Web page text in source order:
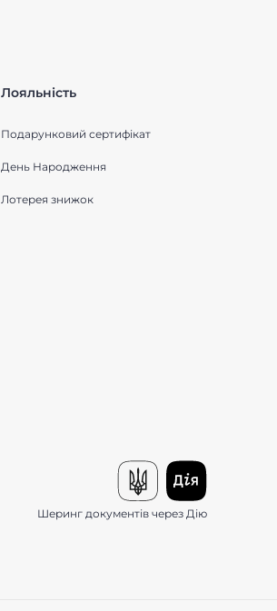
Лояльність
Подарунковий сертифікат
День Народження
Лотерея знижок
Шеринг документів через Дію